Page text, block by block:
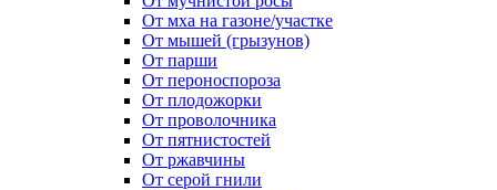
От мха на газоне/участке
От мышей (грызунов)
От парши
От пероноспороза
От плодожорки
От проволочника
От пятнистостей
От ржавчины
От серой гнили